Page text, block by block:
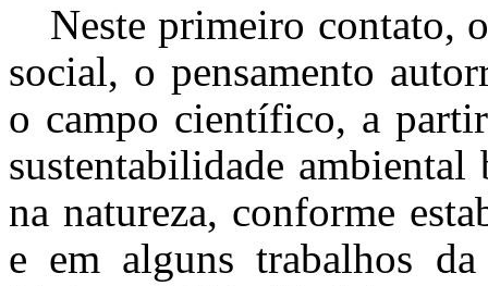
Neste primeiro contato,
social, o pensamento
o campo científico, a
sustentabilidade ambiental
na natureza, conforme
e em alguns trabalhos